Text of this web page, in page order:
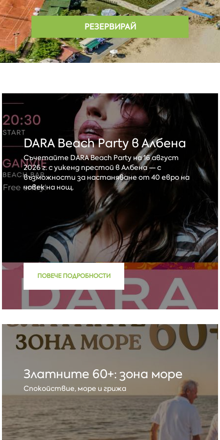
РЕЗЕРВИРАЙ
DARA Beach Party в Албена
Съчетайте DARA Beach Party на 16 август
2026 г. с уикенд престой в Албена — с
възможности за настаняване от 40 евро на
човек на нощ.
ПОВЕЧЕ ПОДРОБНОСТИ
Златните 60+: зона море
Спокойствие, море и грижа